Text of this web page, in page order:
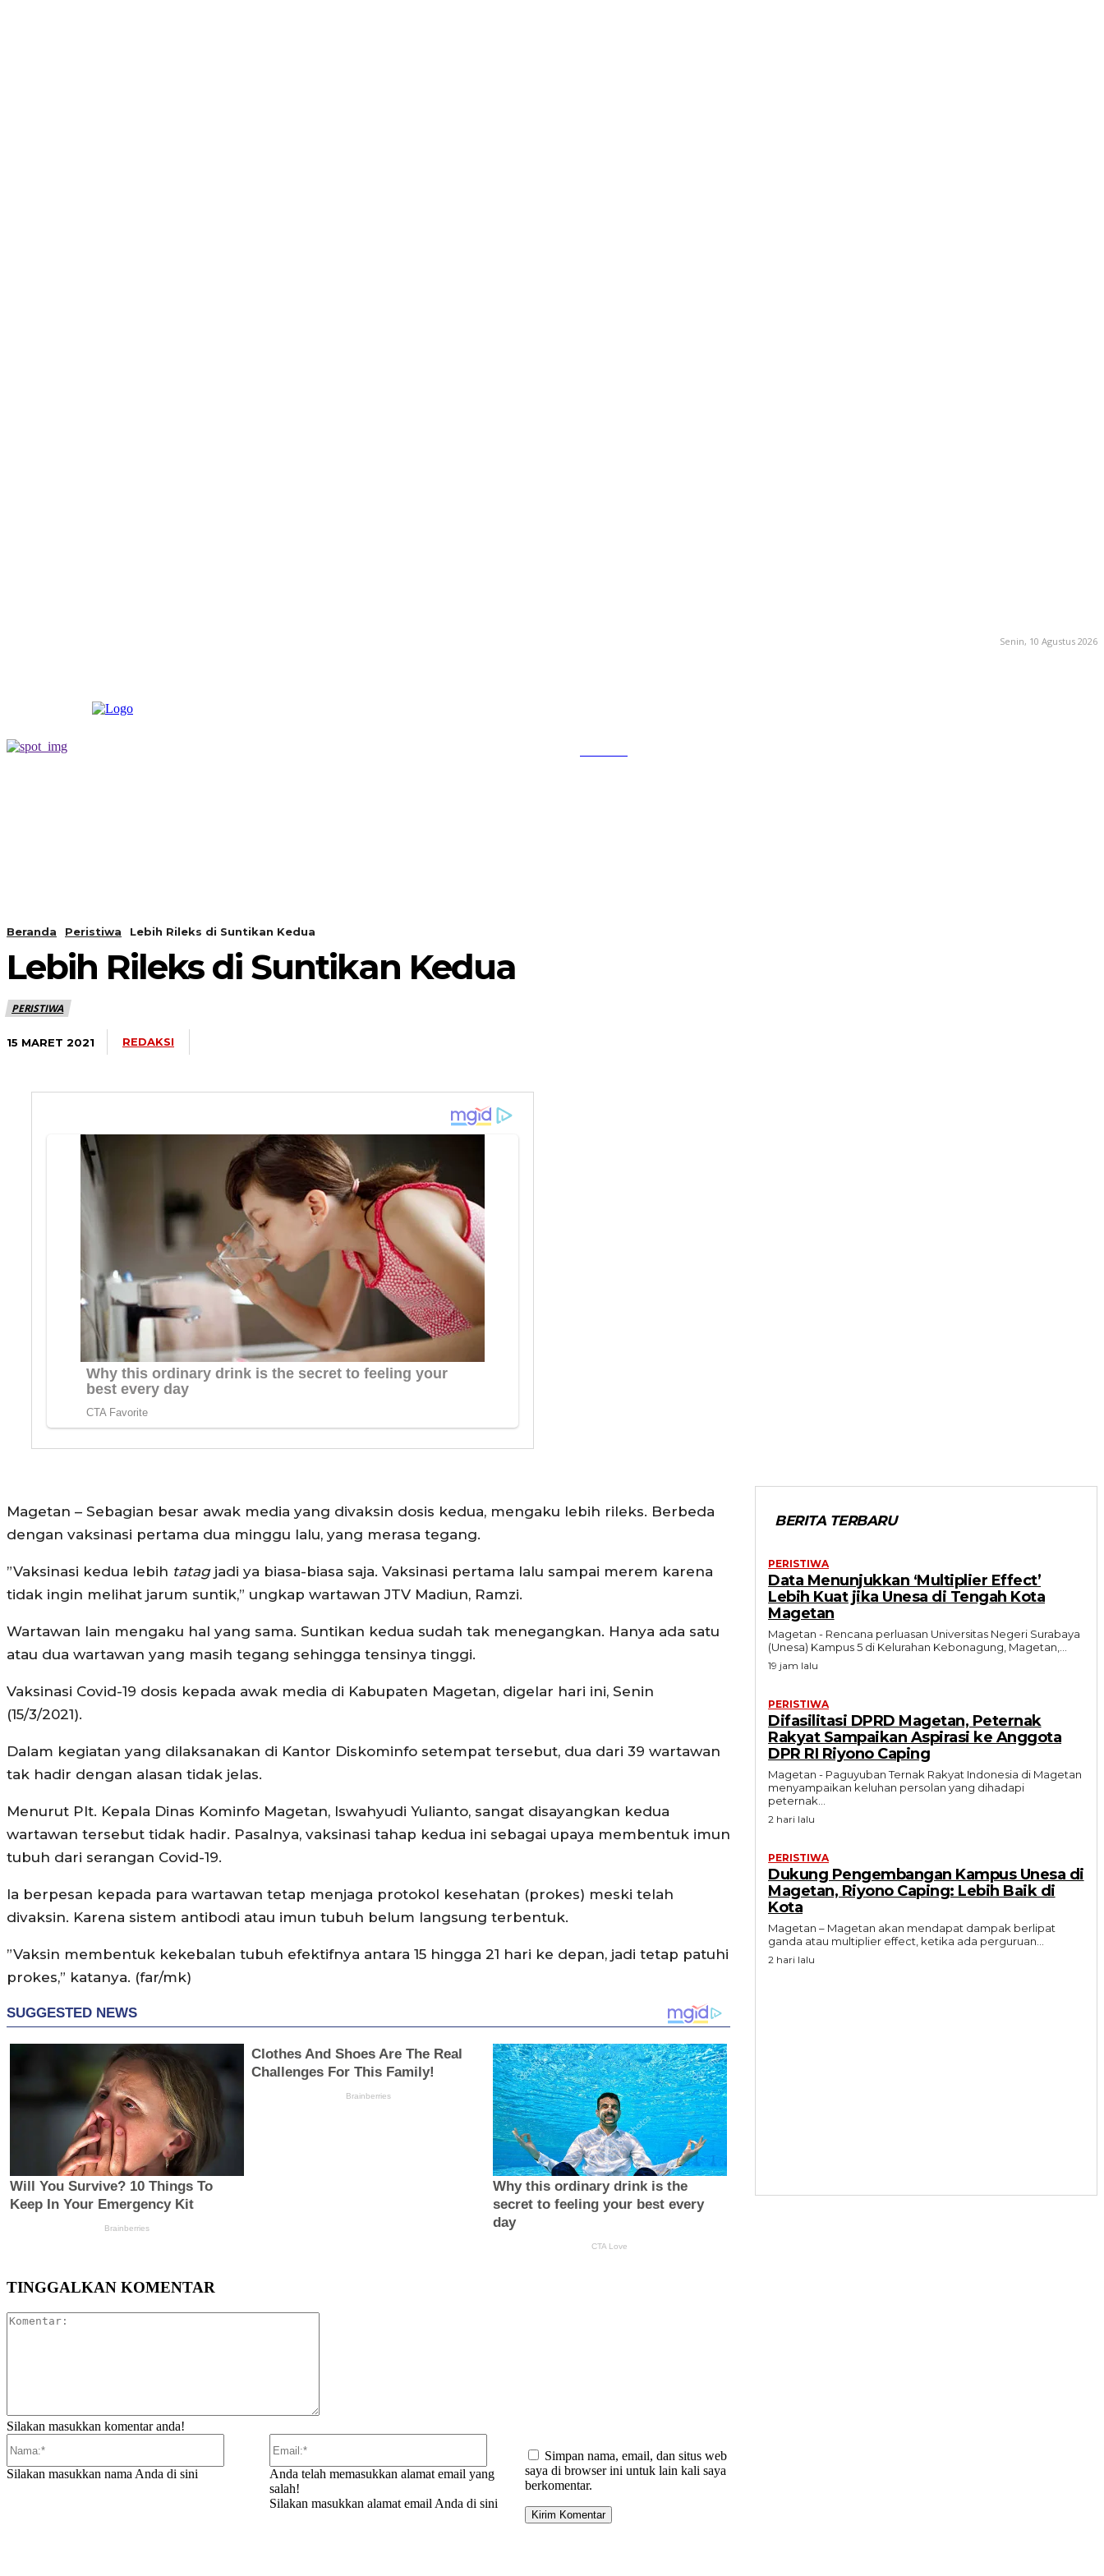
Senin, 10 Agustus 2026
Beranda Peristiwa Lebih Rileks di Suntikan Kedua
Lebih Rileks di Suntikan Kedua
PERISTIWA
15 MARET 2021 REDAKSI
Magetan – Sebagian besar awak media yang divaksin dosis kedua, mengaku lebih rileks. Berbeda
dengan vaksinasi pertama dua minggu lalu, yang merasa tegang.
”Vaksinasi kedua lebih tatag jadi ya biasa-biasa saja. Vaksinasi pertama lalu sampai merem karena
tidak ingin melihat jarum suntik,” ungkap wartawan JTV Madiun, Ramzi.
Wartawan lain mengaku hal yang sama. Suntikan kedua sudah tak menegangkan. Hanya ada satu
atau dua wartawan yang masih tegang sehingga tensinya tinggi.
Vaksinasi Covid-19 dosis kepada awak media di Kabupaten Magetan, digelar hari ini, Senin
(15/3/2021).
Dalam kegiatan yang dilaksanakan di Kantor Diskominfo setempat tersebut, dua dari 39 wartawan
tak hadir dengan alasan tidak jelas.
Menurut Plt. Kepala Dinas Kominfo Magetan, Iswahyudi Yulianto, sangat disayangkan kedua
wartawan tersebut tidak hadir. Pasalnya, vaksinasi tahap kedua ini sebagai upaya membentuk imun
tubuh dari serangan Covid-19.
Ia berpesan kepada para wartawan tetap menjaga protokol kesehatan (prokes) meski telah
divaksin. Karena sistem antibodi atau imun tubuh belum langsung terbentuk.
”Vaksin membentuk kekebalan tubuh efektifnya antara 15 hingga 21 hari ke depan, jadi tetap patuhi
prokes,” katanya. (far/mk)
TINGGALKAN KOMENTAR
Silakan masukkan komentar anda!
Silakan masukkan nama Anda di sini
Anda telah memasukkan alamat email yang
salah!
Silakan masukkan alamat email Anda di sini
Simpan nama, email, dan situs web
saya di browser ini untuk lain kali saya
berkomentar.
BERITA TERBARU
PERISTIWA
Data Menunjukkan ‘Multiplier Effect’
Lebih Kuat jika Unesa di Tengah Kota
Magetan
Magetan - Rencana perluasan Universitas Negeri Surabaya
(Unesa) Kampus 5 di Kelurahan Kebonagung, Magetan,...
19 jam lalu
PERISTIWA
Difasilitasi DPRD Magetan, Peternak
Rakyat Sampaikan Aspirasi ke Anggota
DPR RI Riyono Caping
Magetan - Paguyuban Ternak Rakyat Indonesia di Magetan
menyampaikan keluhan persolan yang dihadapi
peternak...
2 hari lalu
PERISTIWA
Dukung Pengembangan Kampus Unesa di
Magetan, Riyono Caping: Lebih Baik di
Kota
Magetan – Magetan akan mendapat dampak berlipat
ganda atau multiplier effect, ketika ada perguruan...
2 hari lalu